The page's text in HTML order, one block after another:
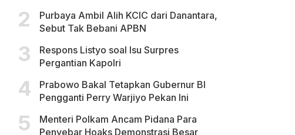
Purbaya Ambil Alih KCIC dari Danantara,
Sebut Tak Bebani APBN
Respons Listyo soal Isu Surpres
Pergantian Kapolri
Prabowo Bakal Tetapkan Gubernur BI
Pengganti Perry Warjiyo Pekan Ini
Menteri Polkam Ancam Pidana Para
Penyebar Hoaks Demonstrasi Besar